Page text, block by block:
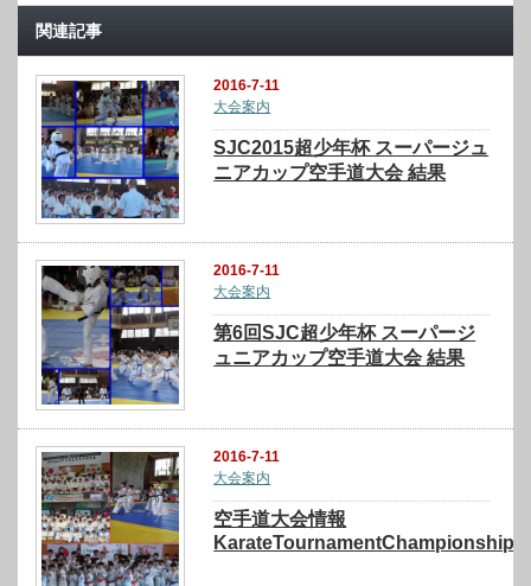
関連記事
2016-7-11
大会案内
SJC2015超少年杯 スーパージュ
ニアカップ空手道大会 結果
2016-7-11
大会案内
第6回SJC超少年杯 スーパージ
ュニアカップ空手道大会 結果
2016-7-11
大会案内
空手道大会情報
KarateTournamentChampionship